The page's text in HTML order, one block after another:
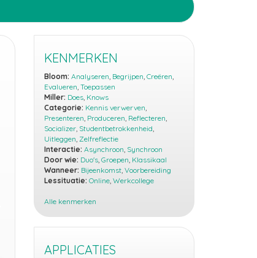
KENMERKEN
Bloom: Analyseren, Begrijpen, Creëren,
Evalueren, Toepassen
Miller: Does, Knows
Categorie: Kennis verwerven,
Presenteren, Produceren, Reflecteren,
Socializer, Studentbetrokkenheid,
Uitleggen, Zelfreflectie
Interactie: Asynchroon, Synchroon
Door wie: Duo's, Groepen, Klassikaal
Wanneer: Bijeenkomst, Voorbereiding
Lessituatie: Online, Werkcollege
Alle kenmerken
APPLICATIES